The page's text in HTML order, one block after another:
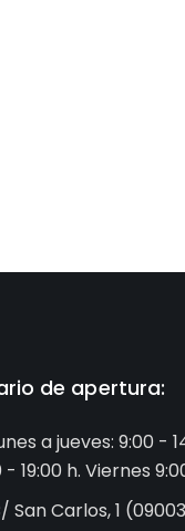
de apertura:
a jueves: 9:00 -
- 19:00 h. Viernes
San Carlos, 1